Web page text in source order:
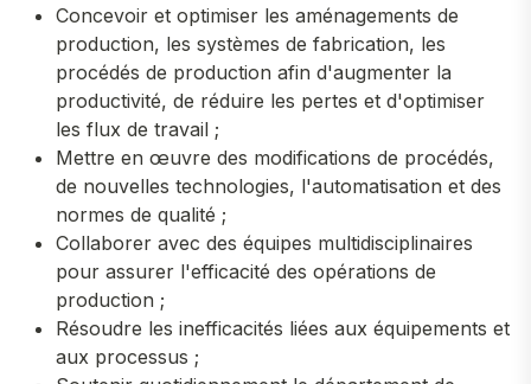
Concevoir et optimiser les aménagements de
production, les systèmes de fabrication, les
procédés de production afin d'augmenter la
productivité, de réduire les pertes et d'optimiser
les flux de travail ;
Mettre en œuvre des modifications de procédés,
de nouvelles technologies, l'automatisation et des
normes de qualité ;
Collaborer avec des équipes multidisciplinaires
pour assurer l'efficacité des opérations de
production ;
Résoudre les inefficacités liées aux équipements et
aux processus ;